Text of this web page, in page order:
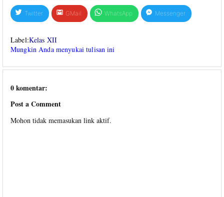
Twitter GMail WhatsApp Messenger
Label:Kelas XII
Mungkin Anda menyukai tulisan ini
0 komentar:
Post a Comment
Mohon tidak memasukan link aktif.